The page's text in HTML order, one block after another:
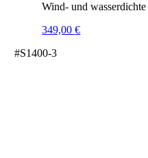
Wind- und
349,00€
#S1400-3